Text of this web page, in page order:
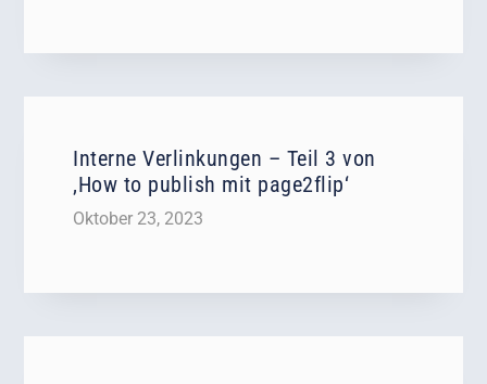
Interne Verlinkungen – Teil 3 von
‚How to publish mit page2flip‘
Oktober 23, 2023